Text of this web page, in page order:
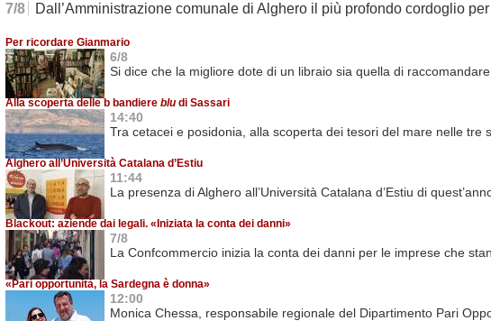
7/8 Dall’Amministrazione comunale di Alghero il più profondo cordoglio
Per ricordare Gianmario
6/8
Si dice che la migliore dote di un libraio sia quella di raccomandare
Alla scoperta delle b bandiere blu di Sassari
14:40
Tra cetacei e posidonia, alla scoperta dei tesori del mare nelle tre
Alghero all’Università Catalana d’Estiu
11:44
La presenza di Alghero all’Università Catalana d’Estiu di
Blackout: aziende dai legali. «Iniziata la conta dei danni»
7/8
La Confcommercio inizia la conta dei danni per le imprese che
«Pari opportunità, la Sardegna è donna»
12:00
Monica Chessa, responsabile regionale del Dipartimento Pari